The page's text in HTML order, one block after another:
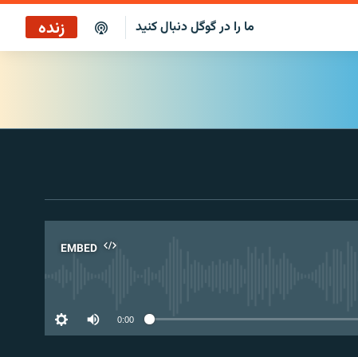
ما را در گوگل دنبال کنید زنده
EMBED
0:00